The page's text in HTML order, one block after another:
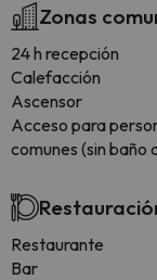
Zonas
24 h recepción
Calefacción
Ascensor
Acceso para
comunes (sin baño
Restaurante
Bar